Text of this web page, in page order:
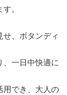
。
、ボタンディ
、一日中快適に
用でき、大人の